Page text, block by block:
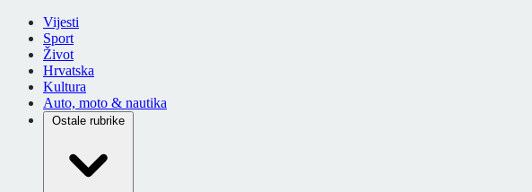
Vijesti
Sport
Život
Hrvatska
Kultura
Auto, moto & nautika
Ostale rubrike